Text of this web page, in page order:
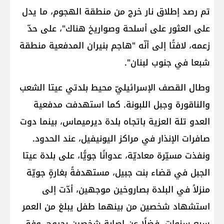
تم رصد إطلاق نار خرج من منطقة الهجوم، ما يدل
على العثور على أسلحة وصواريخ هناك"، على حدّ
زعمه، لافتًا إلى أنّه "هاجم بنيران المدفعية منطقة
شبعا في جنوب لبنان".
وطال القصف الإسرائيليّ محيط بلدتي عيتا الشعب
والناقورة وجبل اللبونة. كما استهدفت مدفعية
العدو تلة العزية باتجاه بلدة ديرميماس، بينما دوت
صافرات الإنذار في مراكز اليونيفيل، عند الحدود.
ونفذت مسيّرة معاديّة، عدوانًا جويًّا، على بلدة عيتا
الجبل في قضاء بنت جبيل، مستهدفةً بغارةٍ جويّة
منزلاً في البلدة بصاروخين موجهين، أدّت إلى
استشهاد شخصين من بينهما طفل يبلغ من العمر